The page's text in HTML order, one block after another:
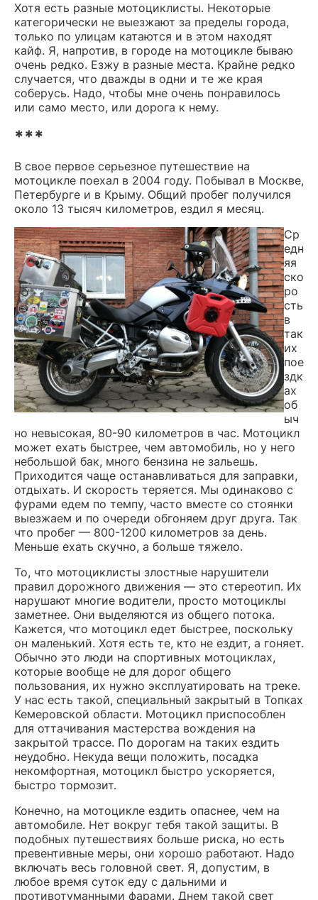
Хотя есть разные мотоциклисты. Некоторые
категорически не выезжают за пределы города,
только по улицам катаются и в этом находят
кайф. Я, напротив, в городе на мотоцикле бываю
очень редко. Езжу в разные места. Крайне редко
случается, что дважды в одни и те же края
соберусь. Надо, чтобы мне очень понравилось
или само место, или дорога к нему.
***
В свое первое серьезное путешествие на
мотоцикле поехал в 2004 году. Побывал в Москве,
Петербурге и в Крыму. Общий пробег получился
около 13 тысяч километров, ездил я месяц.
Ср
едн
яя
ско
ро
сть
в
так
их
пое
здк
ах
об
ыч
но невысокая, 80-90 километров в час. Мотоцикл
может ехать быстрее, чем автомобиль, но у него
небольшой бак, много бензина не зальешь.
Приходится чаще останавливаться для заправки,
отдыхать. И скорость теряется. Мы одинаково с
фурами едем по темпу, часто вместе со стоянки
выезжаем и по очереди обгоняем друг друга. Так
что пробег — 800-1200 километров за день.
Меньше ехать скучно, а больше тяжело.
То, что мотоциклисты злостные нарушители
правил дорожного движения — это стереотип. Их
нарушают многие водители, просто мотоциклы
заметнее. Они выделяются из общего потока.
Кажется, что мотоцикл едет быстрее, поскольку
он маленький. Хотя есть те, кто не ездит, а гоняет.
Обычно это люди на спортивных мотоциклах,
которые вообще не для дорог общего
пользования, их нужно эксплуатировать на треке.
У нас есть такой, специальный закрытый в Топках
Кемеровской области. Мотоцикл приспособлен
для оттачивания мастерства вождения на
закрытой трассе. По дорогам на таких ездить
неудобно. Некуда вещи положить, посадка
некомфортная, мотоцикл быстро ускоряется,
быстро тормозит.
Конечно, на мотоцикле ездить опаснее, чем на
автомобиле. Нет вокруг тебя такой защиты. В
подобных путешествиях больше риска, но есть
превентивные меры, они хорошо работают. Надо
включать весь головной свет. Я, допустим, в
любое время суток еду с дальними и
противотуманными фарами. Днем такой свет